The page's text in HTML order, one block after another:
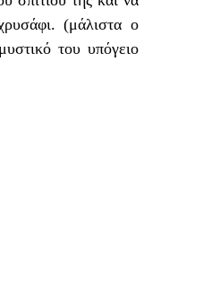
(μάλιστα ο
του υπόγειο